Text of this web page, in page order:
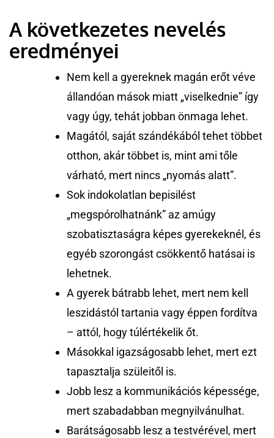
A következetes nevelés
eredményei
Nem kell a gyereknek magán erőt véve
állandóan mások miatt „viselkednie” így
vagy úgy, tehát jobban önmaga lehet.
Magától, saját szándékából tehet többet
otthon, akár többet is, mint ami tőle
várható, mert nincs „nyomás alatt”.
Sok indokolatlan bepisilést
„megspórolhatnánk” az amúgy
szobatisztaságra képes gyerekeknél, és
egyéb szorongást csökkentő hatásai is
lehetnek.
A gyerek bátrabb lehet, mert nem kell
leszidástól tartania vagy éppen fordítva
– attól, hogy túlértékelik őt.
Másokkal igazságosabb lehet, mert ezt
tapasztalja szüleitől is.
Jobb lesz a kommunikációs képessége,
mert szabadabban megnyilvánulhat.
Barátságosabb lesz a testvérével, mert